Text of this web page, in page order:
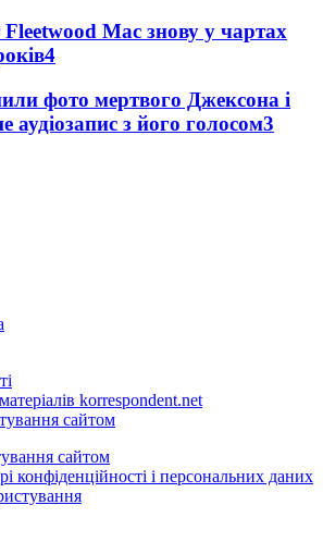
Mac знову у чартах
4
фото мертвого Джексона і
аудіозапис з його голосом3
korrespondent.net
сайтом
сайтом
конфіденційності і персональних даних